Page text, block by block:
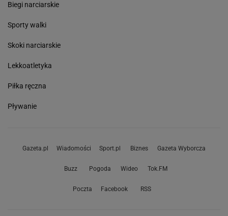
Biegi narciarskie
Sporty walki
Skoki narciarskie
Lekkoatletyka
Piłka ręczna
Pływanie
Gazeta.pl Wiadomości Sport.pl Biznes Gazeta Wyborcza
Buzz Pogoda Wideo Tok.FM
Poczta Facebook RSS